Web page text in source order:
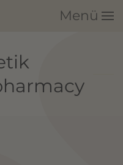
Menü